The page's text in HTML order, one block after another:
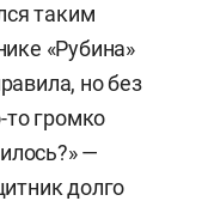
таким
«Рубина»
но без
то громко
—
долго